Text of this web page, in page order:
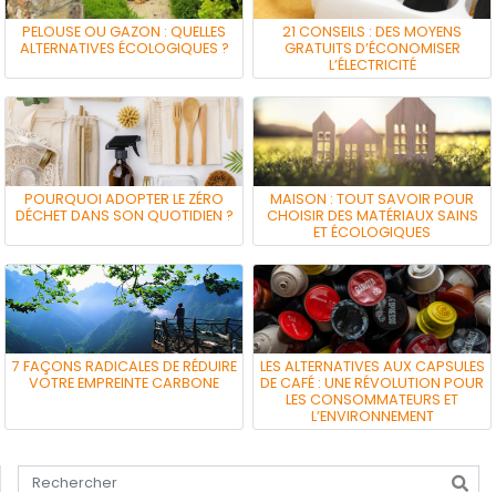
PELOUSE OU GAZON : QUELLES
ALTERNATIVES ÉCOLOGIQUES ?
21 CONSEILS : DES MOYENS
GRATUITS D’ÉCONOMISER
L’ÉLECTRICITÉ
POURQUOI ADOPTER LE ZÉRO
DÉCHET DANS SON QUOTIDIEN ?
MAISON : TOUT SAVOIR POUR
CHOISIR DES MATÉRIAUX SAINS
ET ÉCOLOGIQUES
7 FAÇONS RADICALES DE RÉDUIRE
VOTRE EMPREINTE CARBONE
LES ALTERNATIVES AUX CAPSULES
DE CAFÉ : UNE RÉVOLUTION POUR
LES CONSOMMATEURS ET
L’ENVIRONNEMENT
Tapez votre recherche